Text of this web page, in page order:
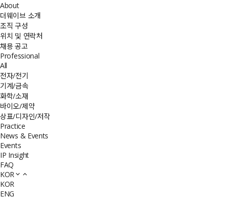
About
더웨이브 소개
조직 구성
위치 및 연락처
채용 공고
Professional
All
전자/전기
기계/금속
화학/소재
바이오/제약
상표/디자인/저작
Practice
News & Events
Events
IP Insight
FAQ
KOR
KOR
ENG